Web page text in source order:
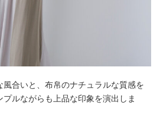
合いと、布帛のナチュラルな質感を
ルながらも上品な印象を演出しま